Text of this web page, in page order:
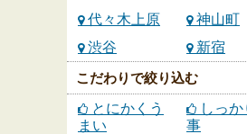
代々木上原
神山町
渋谷
新宿
こだわりで絞り込む
とにかくう
まい
しっか
事